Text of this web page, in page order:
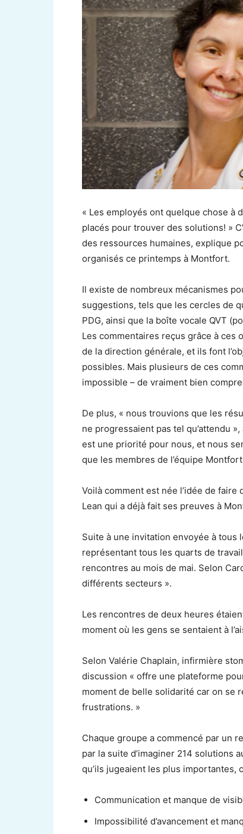
« Les employés ont quelque chose à
placés pour trouver des solutions! »
des ressources humaines, explique
organisés ce printemps à Montfort.
Il existe de nombreux mécanismes
suggestions, tels que les cercles de
PDG, ainsi que la boîte vocale QVT
Les commentaires reçus grâce à
de la direction générale, et ils font
possibles. Mais plusieurs de ces
impossible – de vraiment bien
De plus, « nous trouvions que les
ne progressaient pas tel qu’attendu
est une priorité pour nous, et nous
que les membres de l’équipe
Voilà comment est née l’idée de
Lean qui a déjà fait ses preuves à
Suite à une invitation envoyée à tous
représentant tous les quarts de
rencontres au mois de mai. Selon
différents secteurs ».
Les rencontres de deux heures
moment où les gens se sentaient à
Selon Valérie Chaplain, infirmière
discussion « offre une plateforme
moment de belle solidarité car on se
frustrations. »
Chaque groupe a commencé par un
par la suite d’imaginer 214 solutions
qu’ils jugeaient les plus importantes,
Communication et manque de
Impossibilité d’avancement et